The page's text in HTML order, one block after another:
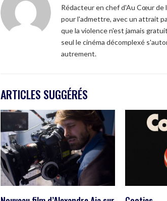
Rédacteur en chef d'Au Cœur de
pour l'admettre, avec un attrait
que la violence n'est jamais
seul le cinéma décomplexé
autrement.
ARTICLES SUGGÉRÉS